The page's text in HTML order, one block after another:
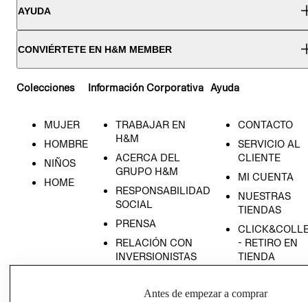
AYUDA
CONVIÉRTETE EN H&M MEMBER
Colecciones
MUJER
HOMBRE
NIÑOS
HOME
Información Corporativa
TRABAJAR EN
H&M
ACERCA DEL
GRUPO H&M
RESPONSABILIDAD
SOCIAL
PRENSA
RELACIÓN CON
INVERSIONISTAS
EMPRESARIAL
Ayuda
CONTACTO
SERVICIO AL
CLIENTE
MI CUENTA
NUESTRAS
TIENDAS
- RETIRO EN
TIENDA
CONDICIONES
Antes de empezar a comprar